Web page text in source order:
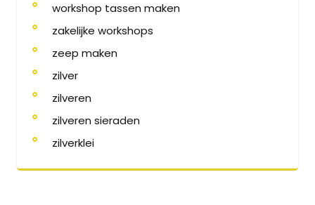
workshop tassen maken
zakelijke workshops
zeep maken
zilver
zilveren
zilveren sieraden
zilverklei